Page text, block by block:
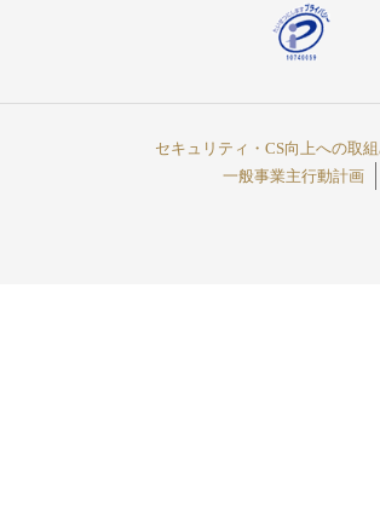
セキュリティ・CS向上への取
一般事業主行動計画